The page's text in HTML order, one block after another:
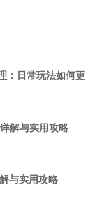
：日常玩法如何更
解与实用攻略
与实用攻略